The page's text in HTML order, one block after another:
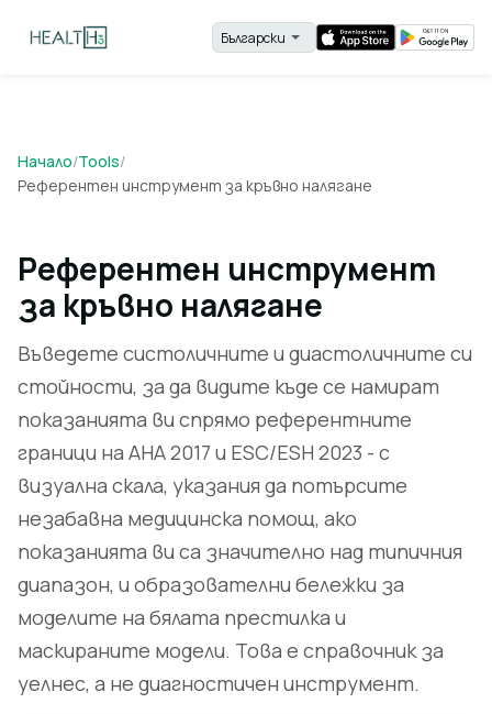
Начало/Tools/
Референтен инструмент за кръвно налягане
Референтен инструмент
за кръвно налягане
Въведете систоличните и диастоличните си
стойности, за да видите къде се намират
показанията ви спрямо референтните
граници на AHA 2017 и ESC/ESH 2023 - с
визуална скала, указания да потърсите
незабавна медицинска помощ, ако
показанията ви са значително над типичния
диапазон, и образователни бележки за
моделите на бялата престилка и
маскираните модели. Това е справочник за
уелнес, а не диагностичен инструмент.